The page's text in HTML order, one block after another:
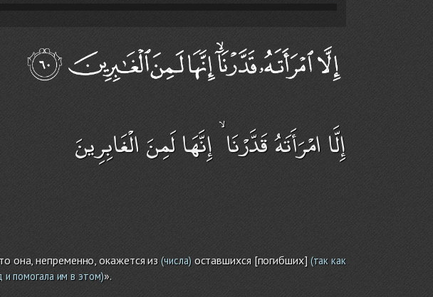
إِلَّا امْرَأَتَهُ قَدَّرْنَا ۙ إِنَّهَا لَمِنَ الْغَابِرِينَ
она, непременно, окажется из (числа)оставшихся [погибших](так как
помогала им в этом)».